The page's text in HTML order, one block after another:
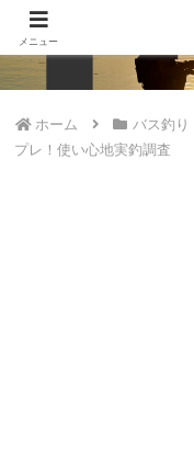
ホーム バス釣り
プレ！使い心地実釣調査
メニュー